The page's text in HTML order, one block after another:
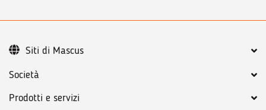
Società
Prodotti e servizi
Siti di Mascus